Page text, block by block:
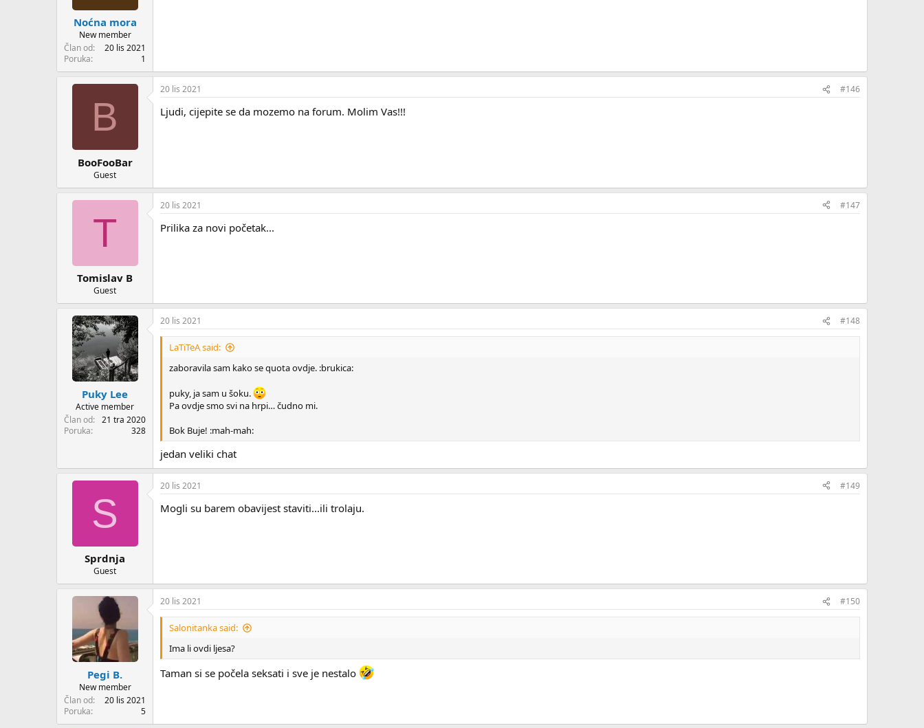
Noćna mora
New member
Član od
20 lis 2021
Poruka
1
B
BooFooBar
Guest
20 lis 2021 #146
Ljudi, cijepite se da mozemo na forum. Molim Vas!!!
T
Tomislav B
Guest
20 lis 2021 #147
Prilika za novi početak...
Puky Lee
Active member
Član od
21 tra 2020
Poruka
328
20 lis 2021 #148
LaTiTeA said:
zaboravila sam kako se quota ovdje. :brukica:
puky, ja sam u šoku.
Pa ovdje smo svi na hrpi… čudno mi.
Bok Buje! :mah-mah:
jedan veliki chat
S
Sprdnja
Guest
20 lis 2021 #149
Mogli su barem obavijest staviti...ili trolaju.
Pegi B.
New member
Član od
20 lis 2021
Poruka
5
20 lis 2021 #150
Salonitanka said:
Ima li ovdi ljesa?
Taman si se počela seksati i sve je nestalo